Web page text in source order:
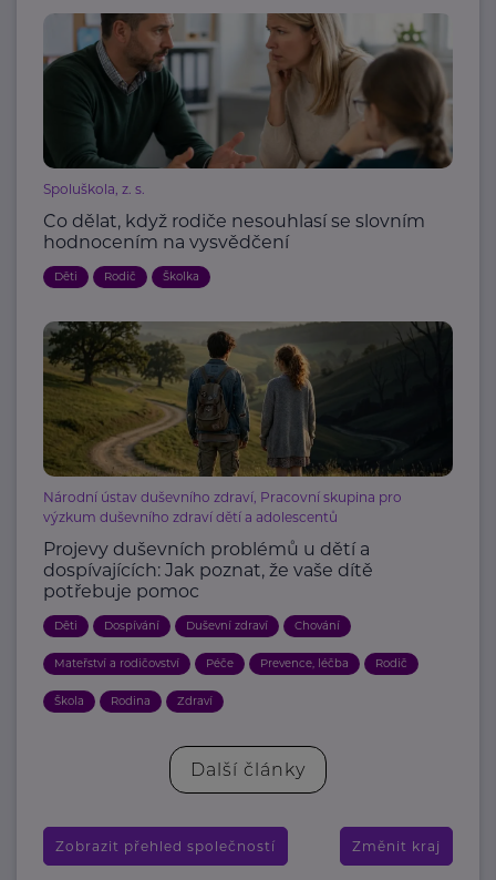
Spoluškola, z. s.
Co dělat, když rodiče nesouhlasí se slovním
hodnocením na vysvědčení
Děti Rodič Školka
Národní ústav duševního zdraví, Pracovní skupina pro
výzkum duševního zdraví dětí a adolescentů
Projevy duševních problémů u dětí a
dospívajících: Jak poznat, že vaše dítě
potřebuje pomoc
Děti Dospívání Duševní zdraví Chování
Mateřství a rodičovství Péče Prevence, léčba Rodič
Škola Rodina Zdraví
Další články
Zobrazit přehled společností Změnit kraj